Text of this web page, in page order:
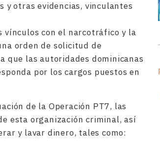
y otras evidencias, vinculantes
vínculos con el narcotráfico y la
orden de solicitud de
que las autoridades dominicanas
por los cargos puestos en
de la Operación PT7, las
esta organización criminal, así
y lavar dinero, tales como: